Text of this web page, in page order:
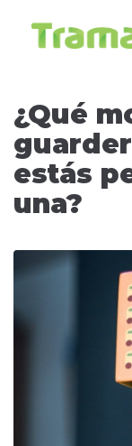
¿Qué
estás
una?